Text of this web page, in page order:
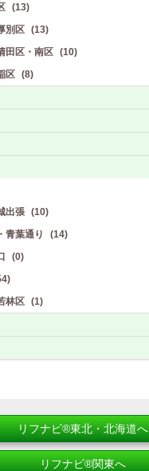
(13)
別区
(13)
田区・南区
(10)
区
(8)
出張
(10)
青葉通り
(14)
(0)
林区
(1)
リフナビ®東北・北海道へ
リフナビ®関東へ